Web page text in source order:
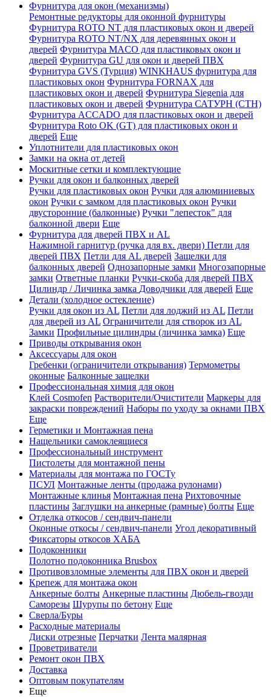
Фурнитура для окон (механизмы)
Ремонтные редукторы для оконной фурнитуры
Фурнитура ROTO NT для пластиковых окон и дверей
Фурнитура ROTO NT/NX для деревянных окон и
дверей Фурнитура MACO для пластиковых окон и
дверей Фурнитура GU для окон и дверей ПВХ
Фурнитура GVS (Турция) WINKHAUS фурнитура для
пластиковых окон Фурнитура FORNAX для
пластиковых окон и дверей Фурнитура Siegenia для
пластиковых окон и дверей Фурнитура САТУРН (СТН)
Фурнитура ACCADO для пластиковых окон и дверей
Фурнитура Roto OK (GT) для пластиковых окон и
дверей Еще
Уплотнители для пластиковых окон
Замки на окна от детей
Москитные сетки и комплектующие
Ручки для окон и балконных дверей
Ручки для пластиковых окон Ручки для алюминиевых
окон Ручки с замком для пластиковых окон Ручки
двусторонние (балконные) Ручки "лепесток" для
балконной двери Еще
Фурнитура для дверей ПВХ и AL
Нажимной гарнитур (ручка для вх. двери) Петли для
дверей ПВХ Петли для AL дверей Защелки для
балконных дверей Однозапорные замки Многозапорные
замки Ответные планки Ручки-скоба для дверей ПВХ
Цилиндр / Личинка замка Доводчики для дверей Еще
Детали (холодное остекление)
Ручки для окон из AL Петли для лоджий из AL Петли
для дверей из AL Ограничители для створок из AL
Замки Профильные цилиндры (личинка замка) Еще
Приводы открывания окон
Аксессуары для окон
Гребенки (ограничители открывания) Термометры
оконные Балконные защелки
Профессиональная химия для окон
Клей Cosmofen Растворители/Очистители Маркеры для
закраски повреждений Наборы по уходу за окнами ПВХ
Еще
Герметики и Монтажная пена
Нащельники самоклеящиеся
Профессиональный инструмент
Пистолеты для монтажной пены
Материалы для монтажа по ГОСТу
ПСУЛ Монтажные ленты (продажа рулонами)
Монтажные клинья Монтажная пена Рихтовочные
пластины Заглушки на анкерные (рамные) болты Еще
Отделка откосов / сендвич-панели
Оконные откосы / сендвич-панели Угол декоративный
Фиксаторы откосов ХАБА
Подоконники
Полотно подоконника Brusbox
Противовзломные элементы для ПВХ окон и дверей
Крепеж для монтажа окон
Анкерные болты Анкерные пластины Дюбель-гвозди
Саморезы Шурупы по бетону Еще
Сверла/Буры
Расходные материалы
Диски отрезные Перчатки Лента малярная
Проветриватели
Ремонт окон ПВХ
Доставка
Оптовым покупателям
Еще